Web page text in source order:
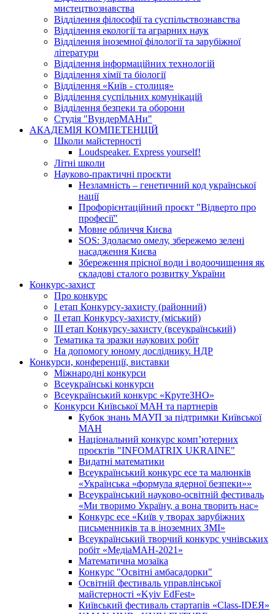
мистецтвознавства
Відділення філософії та суспільствознавства
Відділення екології та аграрних наук
Відділення іноземної філології та зарубіжної
літератури
Відділення інформаційних технологій
Відділення хімії та біології
Відділення «Київ - столиця»
Відділення суспільних комунікацій
Відділення безпеки та оборони
Студія "ВундерМАНи"
АКАДЕМІЯ КОМПЕТЕНЦІЙ
Школи майстерності
Loudspeaker. Express yourself!
Літні школи
Науково-практичні проєкти
Незламність – генетичний код української
нації
Профорієнтаційний проєкт "Відверто про
професії"
Мовне обличчя Києва
SOS: Здолаємо омелу, збережемо зелені
насадження Києва
Збереження прісної води і водоочищення як
складові сталого розвитку України
Конкурс-захист
Про конкурс
І етап Конкурсу-захисту (районний)
ІІ етап Конкурсу-захисту (міський)
ІІІ етап Конкурсу-захисту (всеукраїнський)
Тематика та зразки наукових робіт
На допомогу юному досліднику. НДР
Конкурси, конференції, виставки
Міжнародні конкурси
Всеукраїнські конкурси
Всеукраїнський конкурс «КрутеЗНО»
Конкурси Київської МАН та партнерів
Кубок знань МАУП за підтримки Київської
МАН
Національний конкурс комп’ютерних
проєктів "INFOMATRIX UKRAINE"
Видатні математики
Всеукраїнський конкурс есе та малюнків
«Українська «формула ядерної безпеки»»
Всеукраїнський науково-освітній фестиваль
«Ми творимо Україну, а вона творить нас»
Конкурс есе «Київ у творах зарубіжних
письменників та в іноземних ЗМІ»
Всеукраїнський творчий конкурс учнівських
робіт «МедіаМАН-2021»
Математична мозаїка
Конкурс "Освітні амбасадорки"
Освітній фестиваль управлінської
майстерності «Kyiv EdFest»
Київський фестиваль стартапів «Class-IDEЯ»